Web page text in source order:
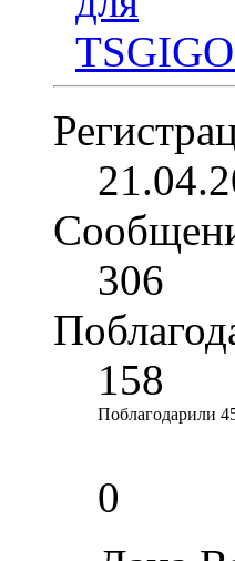
306
158
Поблагодарили
0